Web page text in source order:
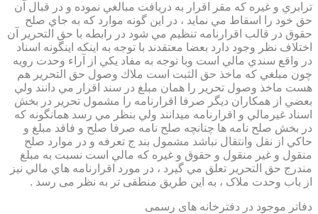
ترابري و غيره كه مقر اقرار به دريافت مبالغي نموده و در قبال آن
حق خود را اسقاط مي نمايد ، در اين گونه موارد كه به جاي صلح
حقوق در قالب اقرارنامه تنظيم مي شود در رابطه با حق التحرير آن
اختلاف نظر وجود دارد بعضا معتقدند با توجه به اينكه اينگونه اسناد
در واقع سندي مالي است وبا توجه به مفاد يكي از آراء وحدت رويه
چون مبلغي كه ماخذ حق الثبت است ملاك وصول حق التحرير هم
هست ماخذ وصول تحرير را همان مبلغ در سند اقرار مي دانند ولي
بعضي از همكاران ديگر صرفا اقرارنامه را مشمول تحرير در بخش
اسناد غيرمالي و اقرارنامه ميدانند ولي بنظر مي رسد همانگونه كه
در بخش صلح نامه ها چنانچه صلح نامه صرفا صلح و فاقد مبلغ و
حاكي از نقل وانتقال نباشد مشمول بند ج تعرفه و در موارد صلح
منقول و غير منقول و حقوق و غيره كه مالي است نسبت به مبلغ
مندرج حق التحرير تعلق مي گيرد ، در مورد اقرارنامه هاي مالي نيز
از باب وحدت ملاک ، به این طریق منطقی تر به نظر می رسد .
دفاتر موجود در دفترخانه های رسمی